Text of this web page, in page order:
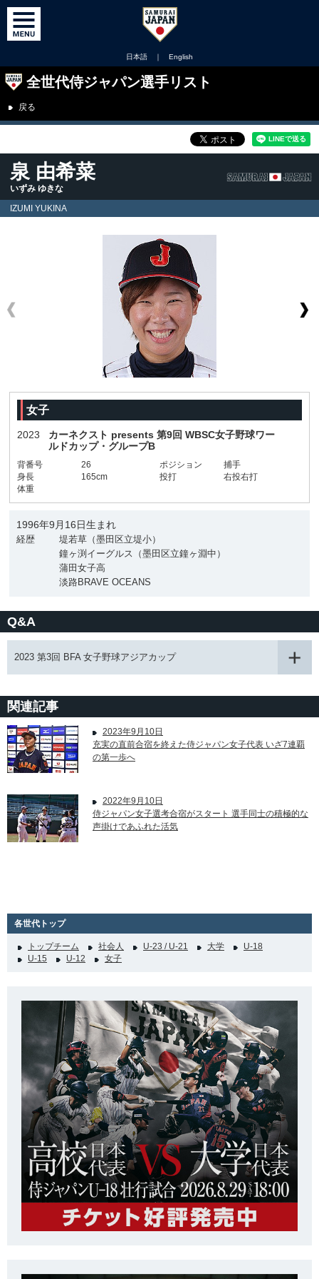
日本語 ｜ English
全世代侍ジャパン選手リスト
戻る
泉 由希菜
いずみ ゆきな
IZUMI YUKINA
女子
2023
カーネクスト presents 第9回 WBSC女子野球ワー
ルドカップ・グループB
背番号 26 ポジション
捕手
身長
165cm 投打
右投右打
体重
1996年9月16日生まれ
経歴
堤若草（墨田区立堤小）
鐘ヶ渕イーグルス（墨田区立鐘ヶ淵中）
蒲田女子高
淡路BRAVE OCEANS
Q&A
2023 第3回 BFA 女子野球アジアカップ
関連記事
2023年9月10日
充実の直前合宿を終えた侍ジャパン女子代表 いざ7連覇
の第一歩へ
2022年9月10日
侍ジャパン女子選考合宿がスタート 選手同士の積極的な
声掛けであふれた活気
各世代トップ
トップチーム 社会人 U-23 / U-21 大学
U-18
U-15
U-12 女子